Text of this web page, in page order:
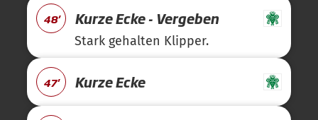
48' Kurze Ecke - Vergeben
Stark gehalten Klipper.
47' Kurze Ecke